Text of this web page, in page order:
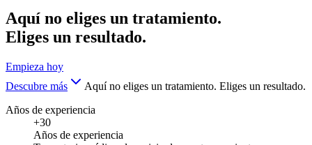
Aquí no eliges un tratamiento.
Eliges un resultado.
Empieza hoy
Descubre más
Aquí no eliges un tratamiento. Eliges un resultado.
Años de experiencia
+30
Años de experiencia